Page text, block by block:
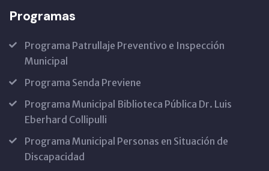
Programas
Programa Patrullaje Preventivo e Inspección
Municipal
Programa Senda Previene
Programa Municipal Biblioteca Pública Dr. Luis
Eberhard Collipulli
Programa Municipal Personas en Situación de
Discapacidad